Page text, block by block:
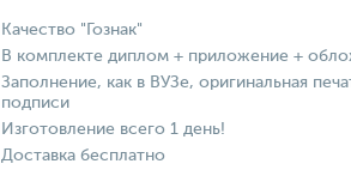
Качество "Гознак"
В комплекте диплом + приложение +
Заполнение, как в ВУЗе, оригинальная
подписи
Изготовление всего 1 день!
Доставка бесплатно